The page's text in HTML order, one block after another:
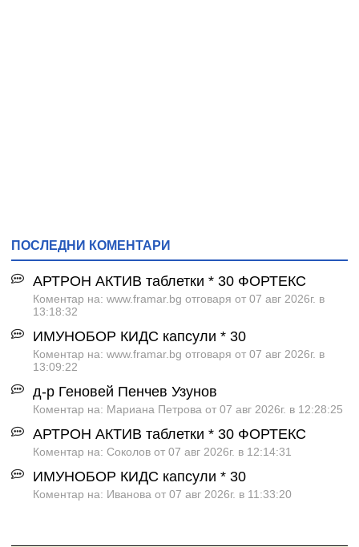
ПОСЛЕДНИ КОМЕНТАРИ
АРТРОН АКТИВ таблетки * 30 ФОРТЕКС
Коментар на: www.framar.bg отговаря от 07 авг 2026г. в
13:18:32
ИМУНОБОР КИДС капсули * 30
Коментар на: www.framar.bg отговаря от 07 авг 2026г. в
13:09:22
д-р Геновей Пенчев Узунов
Коментар на: Мариана Петрова от 07 авг 2026г. в 12:28:25
АРТРОН АКТИВ таблетки * 30 ФОРТЕКС
Коментар на: Соколов от 07 авг 2026г. в 12:14:31
ИМУНОБОР КИДС капсули * 30
Коментар на: Иванова от 07 авг 2026г. в 11:33:20